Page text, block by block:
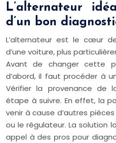
L’alternateur
d’un bon
L’alternateur est le cœur
d’une voiture, plus
Avant de changer cette
d’abord, il faut procéder à
Vérifier la provenance de
étape à suivre. En effet, la
venir à cause d’autres
ou le régulateur. La solution
appel à des pros pour